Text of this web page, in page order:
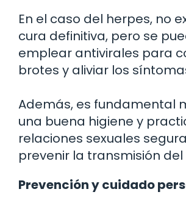
En el caso del herpes, no
cura definitiva, pero se
emplear antivirales para
brotes y aliviar los
Además, es fundamental
una buena higiene y
relaciones sexuales
prevenir la transmisión del
Prevención y cuidado